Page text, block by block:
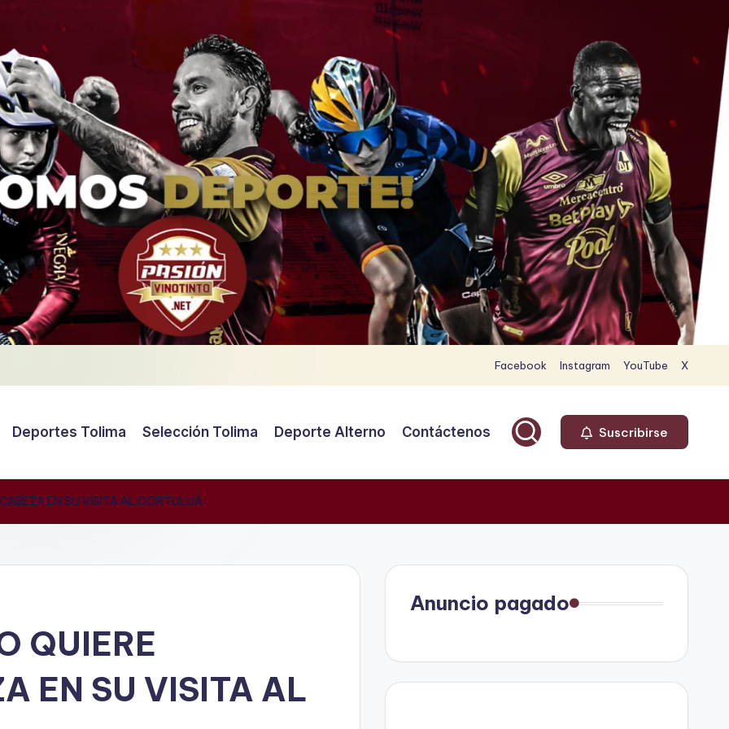
Facebook Instagram YouTube X
Deportes Tolima Selección Tolima Deporte Alterno Contáctenos Suscribirse
EN SU VISITA AL CORTULUÁ
QUIERE
EN SU VISITA AL
Anuncio pagado